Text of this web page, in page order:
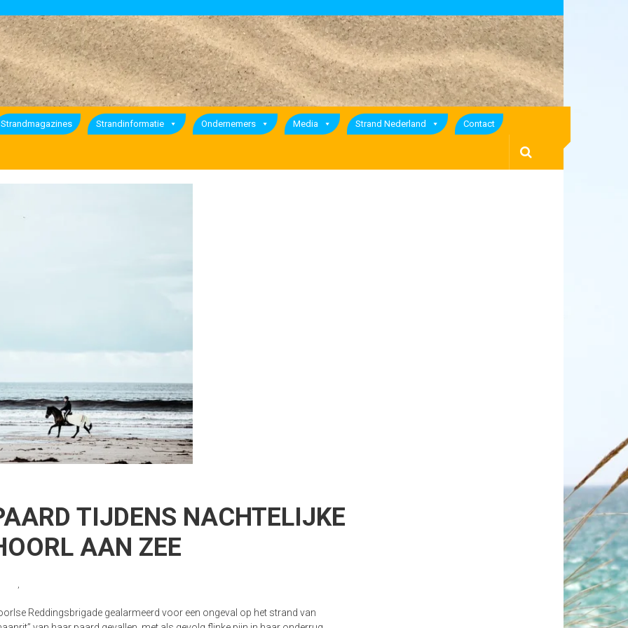
Strandmagazines Strandinformatie Ondernemers Media Strand Nederland Contact
TIJDENS NACHTELIJKE
AAN ZEE
,
Reddingsbrigade gealarmeerd voor een ongeval op het strand van